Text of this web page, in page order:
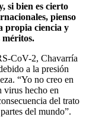
si bien es cierto
pienso
propia ciencia y
méritos.
CoV-2, Chavarría
a la presión
“Yo no creo en
virus hecho en
del trato
del mundo”.